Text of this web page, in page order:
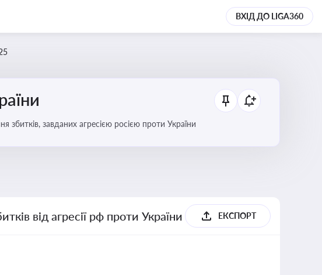
ВХІД ДО LIGA360
збитків, завданих агресією росією проти України
від агресії рф проти України ЕКСПОРТ